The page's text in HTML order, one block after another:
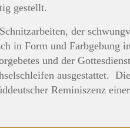
gestellt.
der
in Form und Farbgebung
und der
ausgestattet.
Reminiszenz